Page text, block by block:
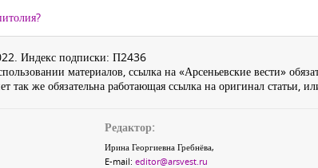
Индекс подписки: П2436
материалов, ссылка на «Арсеньевские вести»
так же обязательна работающая ссылка на оригинал статьи,
Редактор:
Ирина Георгиевна Гребнёва,
E-mail: editor@arsvest.ru